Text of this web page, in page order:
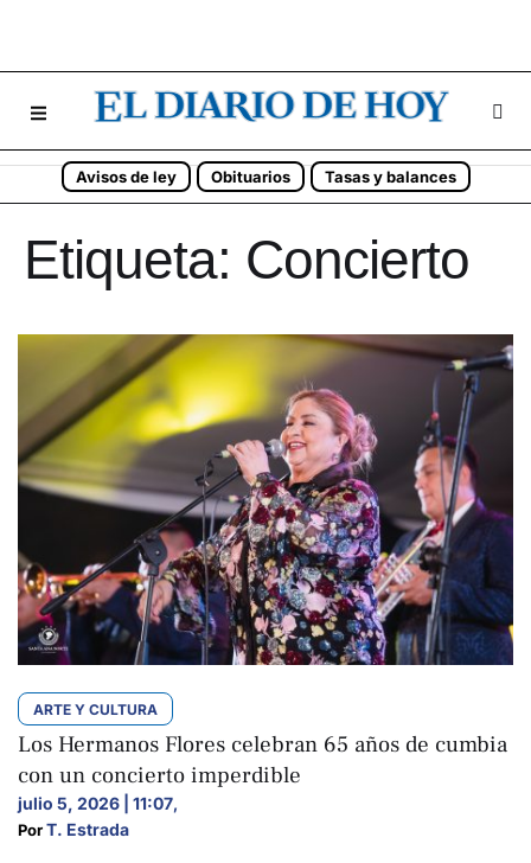
Avisos de ley Obituarios Tasas y balances
Etiqueta: Concierto
ARTE Y CULTURA
Los Hermanos Flores celebran 65 años de cumbia
con un concierto imperdible
julio 5, 2026 | 11:07,
Por T. Estrada